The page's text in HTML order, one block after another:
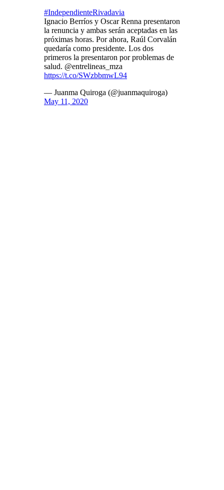
#IndependienteRivadavia
Ignacio Berríos y Oscar Renna presentaron
la renuncia y ambas serán aceptadas en las
próximas horas. Por ahora, Raúl Corvalán
quedaría como presidente. Los dos
primeros la presentaron por problemas de
salud. @entrelineas_mza
https://t.co/SWzbbmwL94
— Juanma Quiroga (@juanmaquiroga)
May 11, 2020